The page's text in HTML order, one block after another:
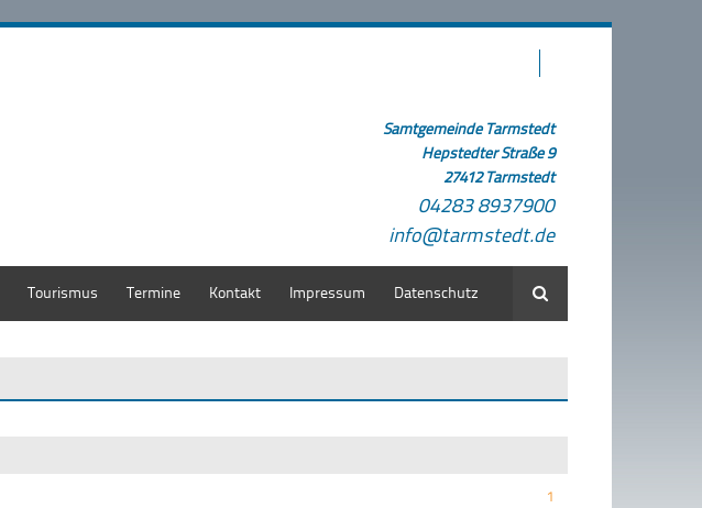
Samtgemeinde Tarmstedt
Hepstedter Straße 9
27412 Tarmstedt
04283 8937900
info@tarmstedt.de
Tourismus Termine Kontakt Impressum Datenschutz Suche
1